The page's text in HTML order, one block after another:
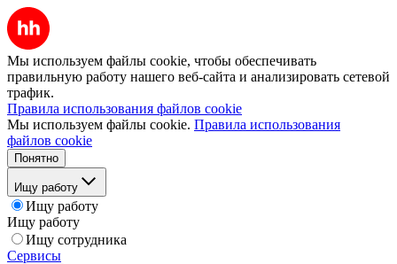
Мы используем файлы cookie, чтобы обеспечивать
правильную работу нашего веб-сайта и анализировать сетевой
трафик.
Правила использования файлов cookie
Мы используем файлы cookie. Правила использования
файлов cookie
Понятно
Ищу работу
Ищу работу
Ищу работу
Ищу сотрудника
Сервисы